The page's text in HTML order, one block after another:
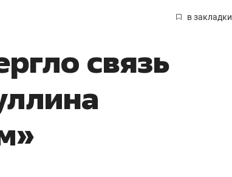
в закладки
связь